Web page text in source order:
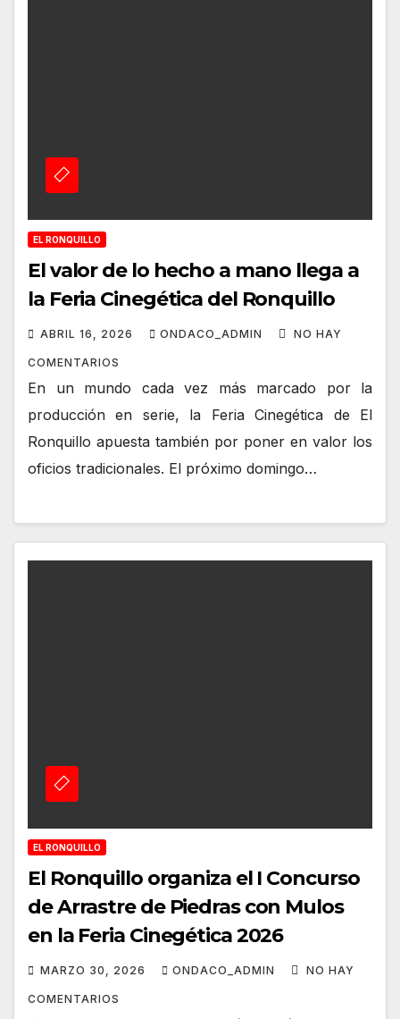
EL RONQUILLO
El valor de lo hecho a mano llega a
la Feria Cinegética del Ronquillo
ABRIL 16, 2026 ONDACO_ADMIN NO HAY
COMENTARIOS
En un mundo cada vez más marcado por la
producción en serie, la Feria Cinegética de El
Ronquillo apuesta también por poner en valor los
oficios tradicionales. El próximo domingo…
EL RONQUILLO
El Ronquillo organiza el I Concurso
de Arrastre de Piedras con Mulos
en la Feria Cinegética 2026
MARZO 30, 2026 ONDACO_ADMIN NO HAY
COMENTARIOS